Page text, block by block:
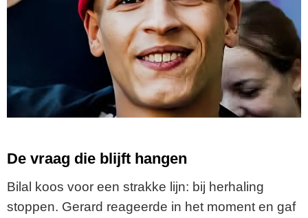
De vraag die blijft hangen
Bilal koos voor een strakke lijn: bij herhaling
stoppen. Gerard reageerde in het moment en gaf